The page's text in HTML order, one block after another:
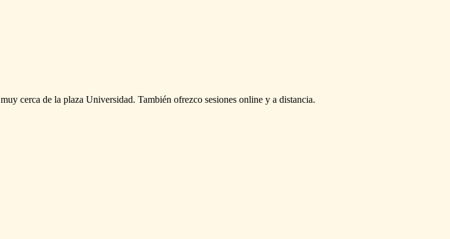
muy cerca de la plaza Universidad. También ofrezco sesiones online y a distancia.